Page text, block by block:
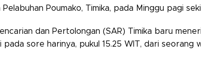
Pelabuhan Poumako, Timika, pada Minggu pagi
dan Pertolongan (SAR) Timika baru
pada sore harinya, pukul 15.25 WIT, dari seorang